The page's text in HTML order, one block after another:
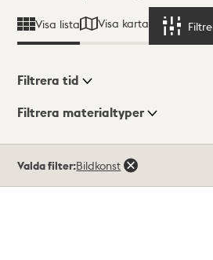
Visa lista Visa karta
Visningsläge
Filtrera tid
Filtrera materialtyper
träffar
Valda filter:Bildkonst